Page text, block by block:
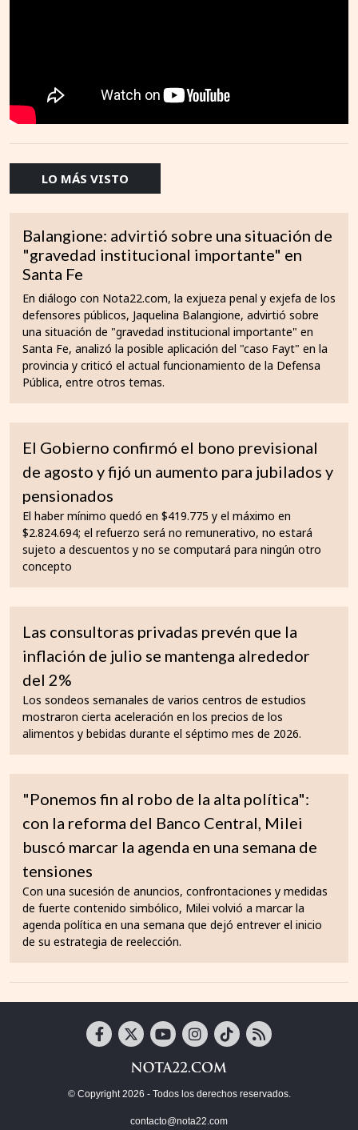
LO MÁS VISTO
Balangione: advirtió sobre una situación de
"gravedad institucional importante" en
Santa Fe
En diálogo con Nota22.com, la exjueza penal y exjefa de los
defensores públicos, Jaquelina Balangione, advirtió sobre
una situación de "gravedad institucional importante" en
Santa Fe, analizó la posible aplicación del "caso Fayt" en la
provincia y criticó el actual funcionamiento de la Defensa
Pública, entre otros temas.
El Gobierno confirmó el bono previsional
de agosto y fijó un aumento para jubilados y
pensionados
El haber mínimo quedó en $419.775 y el máximo en
$2.824.694; el refuerzo será no remunerativo, no estará
sujeto a descuentos y no se computará para ningún otro
concepto
Las consultoras privadas prevén que la
inflación de julio se mantenga alrededor
del 2%
Los sondeos semanales de varios centros de estudios
mostraron cierta aceleración en los precios de los
alimentos y bebidas durante el séptimo mes de 2026.
"Ponemos fin al robo de la alta política":
con la reforma del Banco Central, Milei
buscó marcar la agenda en una semana de
tensiones
Con una sucesión de anuncios, confrontaciones y medidas
de fuerte contenido simbólico, Milei volvió a marcar la
agenda política en una semana que dejó entrever el inicio
de su estrategia de reelección.
© Copyright 2026 - Todos los derechos reservados.
contacto@nota22.com